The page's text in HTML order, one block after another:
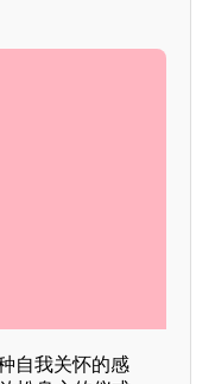
自我关怀的感